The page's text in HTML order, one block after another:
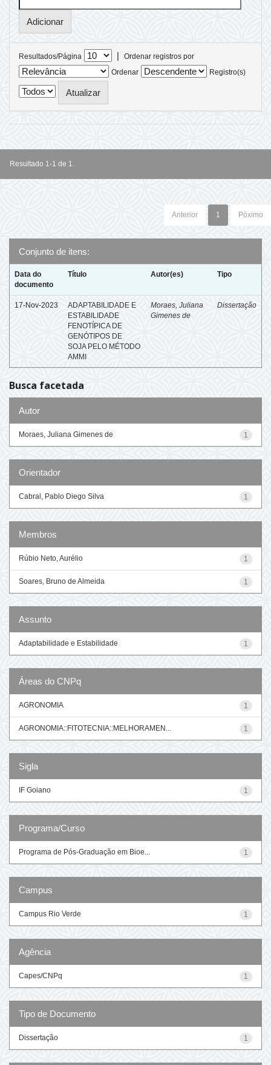
Resultados/Página |
Ordenar registros por
Ordenar
Registro(s)
Resultado 1-1 de 1.
Anterior 1 Póximo
Conjunto de itens:
Data do
documento
Título Autor(es) Tipo
17-Nov-2023
ADAPTABILIDADE E
ESTABILIDADE
FENOTÍPICA DE
GENÓTIPOS DE
SOJA PELO MÉTODO
AMMI
Moraes, Juliana
Gimenes de
Dissertação
Busca facetada
Autor
1
Moraes, Juliana Gimenes de
Orientador
1
Cabral, Pablo Diego Silva
Membros
1
Rúbio Neto, Aurélio
1
Soares, Bruno de Almeida
Assunto
1
Adaptabilidade e Estabilidade
Áreas do CNPq
1
AGRONOMIA
1
AGRONOMIA::FITOTECNIA::MELHORAMEN...
Sigla
1
IF Goiano
Programa/Curso
1
Programa de Pós-Graduação em Bioe...
Campus
1
Campus Rio Verde
Agência
1
Capes/CNPq
Tipo de Documento
1
Dissertação